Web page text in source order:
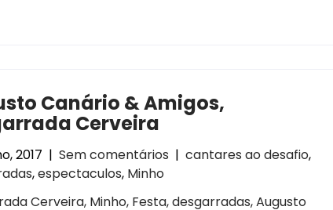
Canário & Amigos,
Cerveira
2017 | Sem comentários | cantares ao desafio,
,espectaculos, Minho
Cerveira, Minho, Festa, desgarradas, Augusto